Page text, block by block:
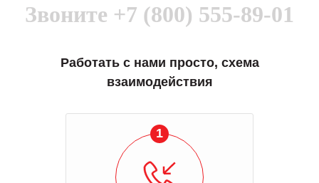
Звоните +7 (800) 555-89-01
Работать с нами просто, схема
взаимодействия
1